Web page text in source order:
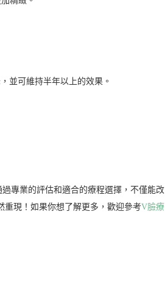
並可維持半年以上的效果。
專業的評估和適合的療程選擇，不僅能改
重現！如果你想了解更多，歡迎參考V臉療